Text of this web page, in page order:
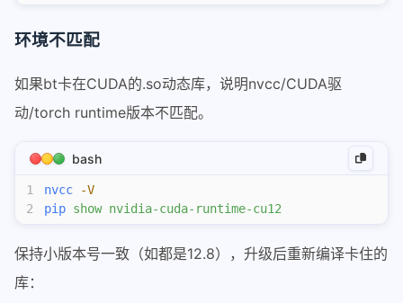
环境不匹配
如果bt卡在CUDA的.so动态库，说明nvcc/CUDA驱
动/torch runtime版本不匹配。
bash
1
2
nvcc -V
pip show nvidia-cuda-runtime-cu12
保持小版本号一致（如都是12.8），升级后重新编译卡住的
库：
sglang投机采样mtp
tbo-sbo
投机采样